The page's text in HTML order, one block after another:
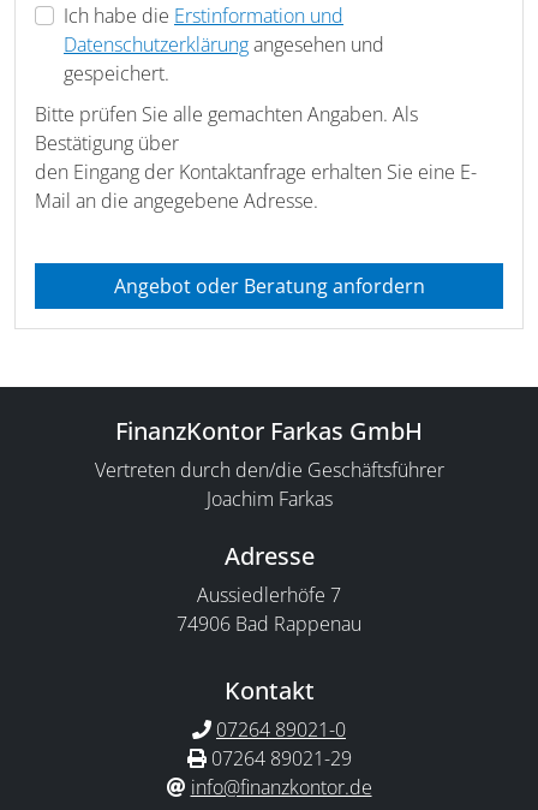
Ich habe die Erstinformation und
Datenschutzerklärungangesehen und
gespeichert.
Bitte prüfen Sie alle gemachten Angaben. Als
Bestätigung über
den Eingang der Kontaktanfrage erhalten Sie eine E-
Mail an die angegebene Adresse.
Angebot oder Beratung anfordern
FinanzKontor Farkas GmbH
Vertreten durch den/die Geschäftsführer
Joachim Farkas
Adresse
Aussiedlerhöfe 7
74906 Bad Rappenau
Kontakt
07264 89021-0
07264 89021-29
info@finanzkontor.de